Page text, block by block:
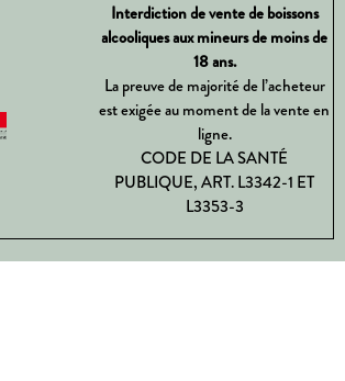
Interdiction de vente de boissons
alcooliques aux mineurs de moins de
18 ans.
La preuve de majorité de l’acheteur
est exigée au moment de la vente en
ligne.
CODE DE LA SANTÉ
PUBLIQUE, ART. L3342-1 ET
L3353-3